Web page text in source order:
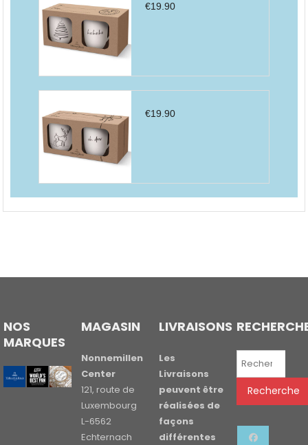
€19.90
€19.90
NOS
MARQUES
MAGASIN
Nonnemillen
Center
121, route de
Luxembourg
L-6562
Echternach
LIVRAISONS
Les
Livraisons
peuvent être
réalisées de
façons
différentes
Recherche